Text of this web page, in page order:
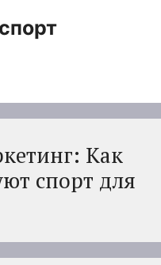
Как
спорт для